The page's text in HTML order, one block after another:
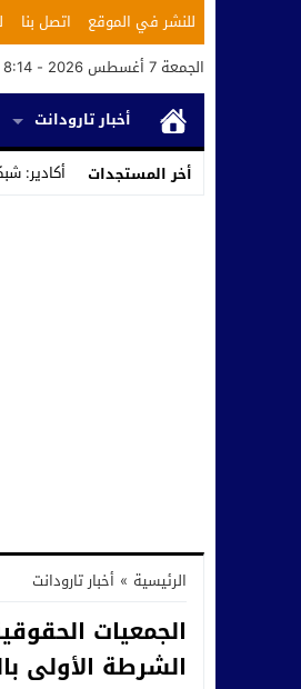
للنشر في الموقع اتصل بنا
الجمعة 7 أغسطس 2026 - 8:14 صباحًا
أخبار تارودانت
أخر المستجدات
أكادير:
الرئيسية » أخبار تارودانت
الجمعيات
الشرطة الأولى